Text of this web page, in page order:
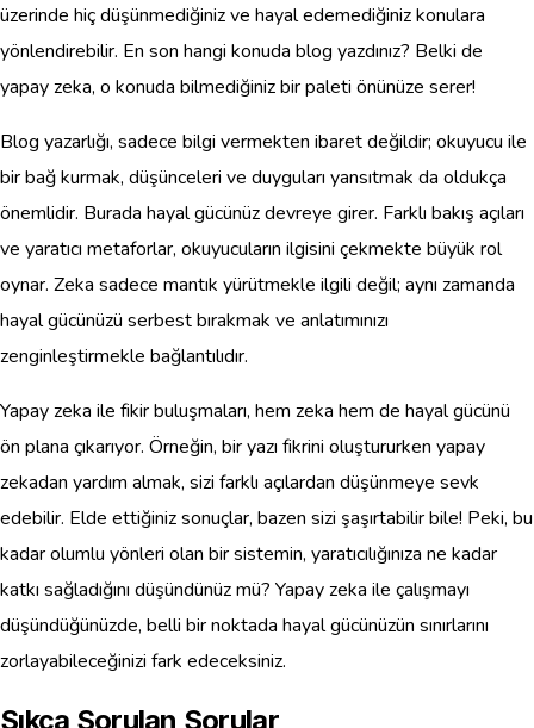
üzerinde hiç düşünmediğiniz ve hayal edemediğiniz konulara
yönlendirebilir. En son hangi konuda blog yazdınız? Belki de
yapay zeka, o konuda bilmediğiniz bir paleti önünüze serer!
Blog yazarlığı, sadece bilgi vermekten ibaret değildir; okuyucu ile
bir bağ kurmak, düşünceleri ve duyguları yansıtmak da oldukça
önemlidir. Burada hayal gücünüz devreye girer. Farklı bakış açıları
ve yaratıcı metaforlar, okuyucuların ilgisini çekmekte büyük rol
oynar. Zeka sadece mantık yürütmekle ilgili değil; aynı zamanda
hayal gücünüzü serbest bırakmak ve anlatımınızı
zenginleştirmekle bağlantılıdır.
Yapay zeka ile fikir buluşmaları, hem zeka hem de hayal gücünü
ön plana çıkarıyor. Örneğin, bir yazı fikrini oluştururken yapay
zekadan yardım almak, sizi farklı açılardan düşünmeye sevk
edebilir. Elde ettiğiniz sonuçlar, bazen sizi şaşırtabilir bile! Peki, bu
kadar olumlu yönleri olan bir sistemin, yaratıcılığınıza ne kadar
katkı sağladığını düşündünüz mü? Yapay zeka ile çalışmayı
düşündüğünüzde, belli bir noktada hayal gücünüzün sınırlarını
zorlayabileceğinizi fark edeceksiniz.
Sıkça Sorulan Sorular